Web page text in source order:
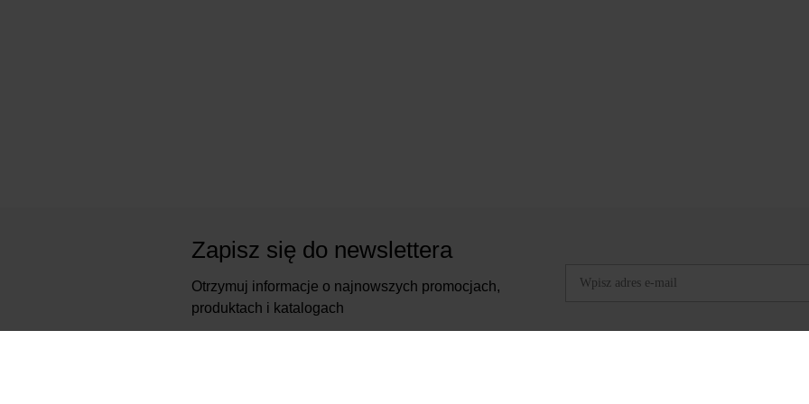
Zapisz się do newslettera
Otrzymuj informacje o najnowszych promocjach,
produktach i katalogach